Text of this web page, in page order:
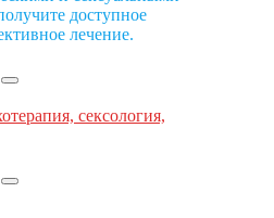
доступное
лечение.